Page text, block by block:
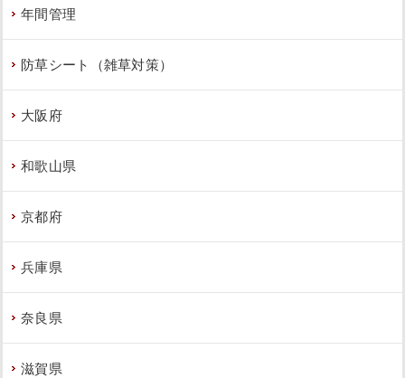
年間管理
防草シート（雑草対策）
大阪府
和歌山県
京都府
兵庫県
奈良県
滋賀県